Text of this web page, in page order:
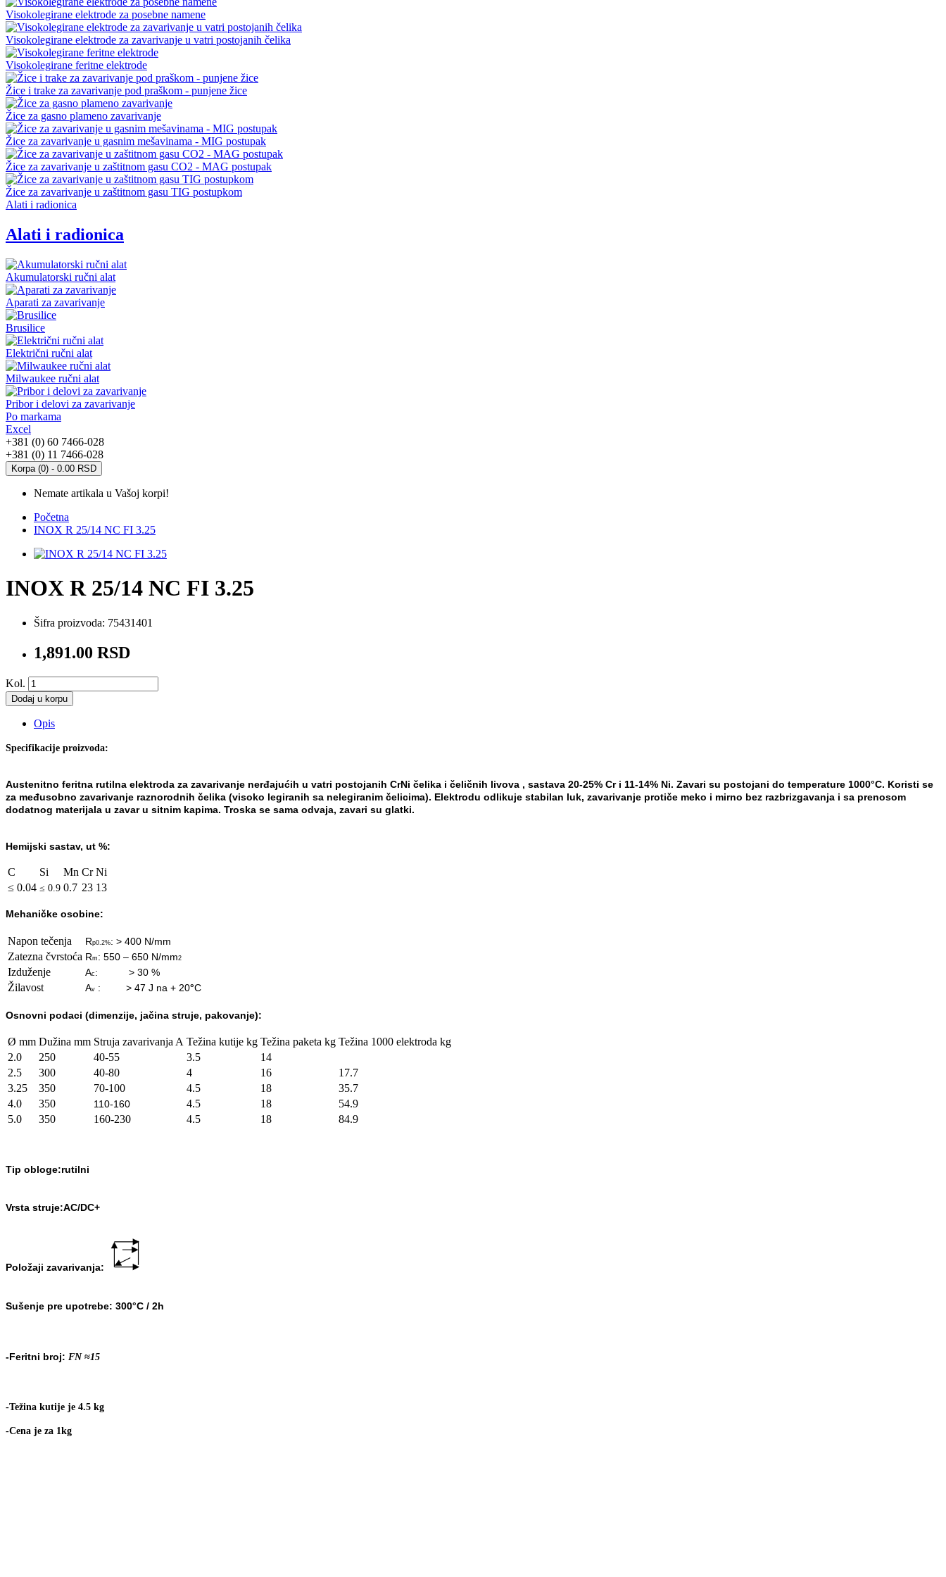
Visokolegirane elektrode za posebne namene
Visokolegirane elektrode za zavarivanje u vatri postojanih čelika
Visokolegirane feritne elektrode
Žice i trake za zavarivanje pod praškom - punjene žice
Žice za gasno plameno zavarivanje
Žice za zavarivanje u gasnim mešavinama - MIG postupak
Žice za zavarivanje u zaštitnom gasu CO2 - MAG postupak
Žice za zavarivanje u zaštitnom gasu TIG postupkom
Alati i radionica
Alati i radionica
Akumulatorski ručni alat
Aparati za zavarivanje
Brusilice
Električni ručni alat
Milwaukee ručni alat
Pribor i delovi za zavarivanje
Po markama
Excel
+381 (0) 60 7466-028
+381 (0) 11 7466-028
Korpa (0) - 0.00 RSD
Nemate artikala u Vašoj korpi!
Početna
INOX R 25/14 NC FI 3.25
INOX R 25/14 NC FI 3.25
Šifra proizvoda: 75431401
1,891.00 RSD
Kol.
Dodaj u korpu
Opis
Specifikacije proizvoda:
Austenitno feritna rutilna elektroda za zavarivanje nerđajućih u vatri postojanih CrNi čelika i čeličnih livova , sastava 20-25% Cr i 11-14% Ni. Zavari su postojani do temperature 1000°C. Koristi se
za međusobno zavarivanje raznorodnih čelika (visoko legiranih sa nelegiranim čelicima). Elektrodu odlikuje stabilan luk, zavarivanje protiče meko i mirno bez razbrizgavanja i sa prenosom
dodatnog materijala u zavar u sitnim kapima. Troska se sama odvaja, zavari su glatki.
Hemijski sastav, ut %:
C Si Mn Cr Ni
≤ 0.04 ≤ 0.9 0.7 23 13
Mehaničke osobine:
Napon tečenja Rp0.2%: > 400 N/mm
Zatezna čvrstoća Rm: 550 – 650 N/mm2
Izduženje Ac: > 30 %
Žilavost Av : > 47 J na + 20°C
Osnovni podaci (dimenzije, jačina struje, pakovanje):
Ø mm Dužina mm Struja zavarivanja A Težina kutije kg Težina paketa kg Težina 1000 elektroda kg
2.0
250 40-55 3.5
14
2.5
300 40-80 4 16
17.7
3.25
350 70-100 4.5 18
35.7
4.0
350 110-160 4.5 18
54.9
5.0
350 160-230 4.5 18 84.9
Tip obloge:rutilni
Vrsta struje:AC/DC+
Položaji zavarivanja:
Sušenje pre upotrebe: 300°C / 2h
-Feritni broj: FN≈15
-Težina kutije je 4.5 kg
-Cena je za 1kg